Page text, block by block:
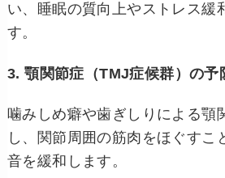
い、睡眠の質向上やストレス緩
す。
3. 顎関節症（TMJ症候群）の予
噛みしめ癖や歯ぎしりによる顎
し、関節周囲の筋肉をほぐすこ
音を緩和します。